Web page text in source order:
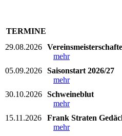
TERMINE
29.08.2026
mehr
05.09.2026 Saisonstart 2026/27
mehr
30.10.2026 Schweineblut
mehr
15.11.2026
Frank Straten
mehr